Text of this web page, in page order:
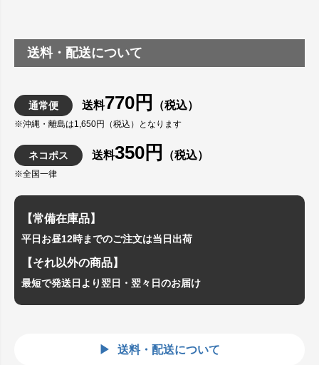
送料・配送について
通常便 送料770円 （税込）
※沖縄・離島は1,650円（税込）となります
ネコポス 送料350円 （税込）
※全国一律
【常備在庫品】
平日お昼12時までのご注文は当日出荷
【それ以外の商品】
最短で発送日より翌日・翌々日のお届け
送料・配送について